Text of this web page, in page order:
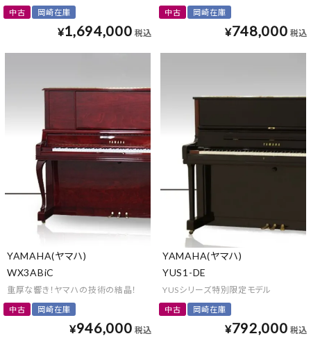
中古 岡崎在庫
¥1,694,000 税込
中古 岡崎在庫
¥748,000 税込
YAMAHA(ヤマハ)
WX3ABiC
重厚な響き！ヤマハの技術の結晶！
中古 岡崎在庫
¥946,000 税込
YAMAHA(ヤマハ)
YUS1-DE
YUSシリーズ特別限定モデル
中古 岡崎在庫
¥792,000 税込